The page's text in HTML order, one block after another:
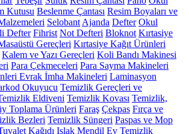
Kutusu Beslenme Çantası Resim Boyaları ve
Selobant Ajanda Defter Okul
Defter Fihrist Not Defteri Bloknot Kırtasiye
Gereçleri Kırtasiye Kağıt Ürünleri
Kalem ve Yazı Gereçleri Koli Bandı Makinesi
Para Çekmeceleri Para Sayma Makineleri
Evrak İmha Makineleri Laminasyon
Okuyucu Temizlik Gereçleri ve
Eldiveni Temizlik Kovası Temizlik,
Toplama Ürünleri Faraş Çekpas Fırça ve
Bezleri Temizlik Süngeri Paspas ve Mop
Kağıdı Islak Mendil Ev Temizlik